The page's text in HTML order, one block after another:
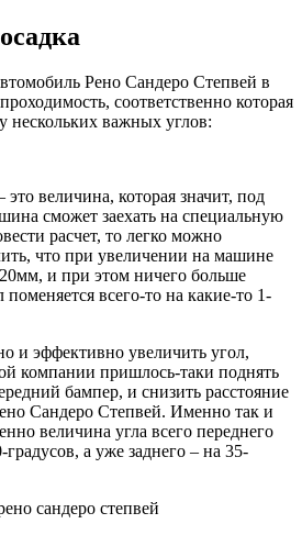
Рено Сандеро Степвей в
соответственно которая
нескольких важных углов:
величина, которая значит, под
сможет заехать на специальную
расчет, то легко можно
что при увеличении на машине
и при этом ничего больше
всего-то на какие-то 1-
и эффективно увеличить угол,
компании пришлось-таки поднять
бампер, и снизить расстояние
Сандеро Степвей. Именно так и
величина угла всего переднего
градусов, а уже заднего – на 35-